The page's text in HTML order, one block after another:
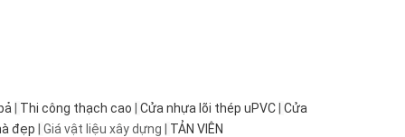
| Thi công thạch cao |Cửa nhựa lõi thép uPVC|Cửa
đẹp |Giá vật liệu xây dựng| TẢN VIÊN